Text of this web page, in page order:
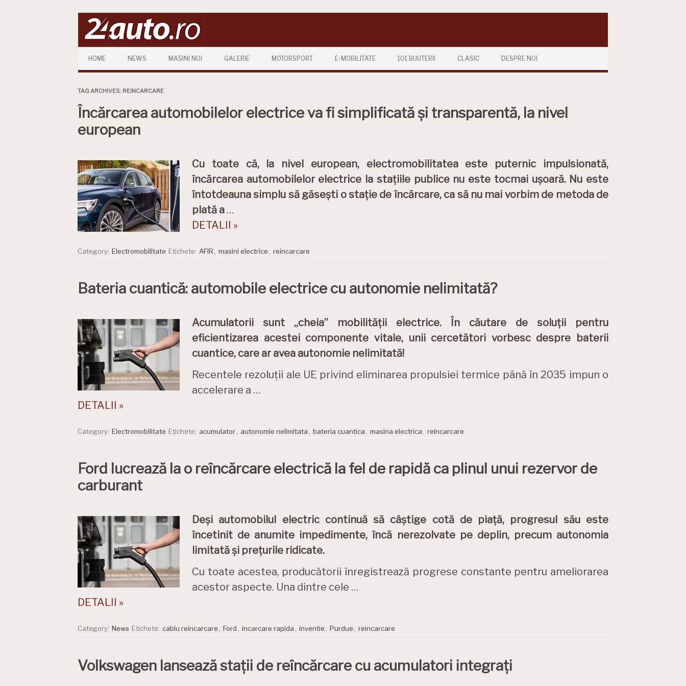
HOME NEWS MASINI NOI GALERIE MOTORSPORT E-MOBILITATE 101 BIJUTERII CLASIC DESPRE NOI
TAG ARCHIVES: REINCARCARE
Încărcarea automobilelor electrice va fi simplificată și transparentă, la nivel
european
Cu toate că, la nivel european, electromobilitatea este puternic impulsionată,
încărcarea automobilelor electrice la stațiile publice nu este tocmai ușoară. Nu este
întotdeauna simplu să găsești o stație de încărcare, ca să nu mai vorbim de metoda de
plată a …
DETALII »
Category: Electromobilitate Etichete: AFIR masini electrice reincarcare
Bateria cuantică: automobile electrice cu autonomie nelimitată?
Acumulatorii sunt „cheia” mobilității electrice. În căutare de soluții pentru
eficientizarea acestei componente vitale, unii cercetători vorbesc despre baterii
cuantice, care ar avea autonomie nelimitată!
Recentele rezoluții ale UE privind eliminarea propulsiei termice până în 2035 impun o
accelerare a …
DETALII »
Category: Electromobilitate Etichete: acumulator autonomie nelimitata bateria cuantica masina electrica reincarcare
Ford lucrează la o reîncărcare electrică la fel de rapidă ca plinul unui rezervor de
carburant
Deși automobilul electric continuă să câștige cotă de piață, progresul său este
încetinit de anumite impedimente, încă nerezolvate pe deplin, precum autonomia
limitată și prețurile ridicate.
Cu toate acestea, producătorii înregistrează progrese constante pentru ameliorarea
acestor aspecte. Una dintre cele …
DETALII »
Category: News Etichete: cablu reincarcare Ford incarcare rapida inventie Purdue reincarcare
Volkswagen lansează stații de reîncărcare cu acumulatori integrați